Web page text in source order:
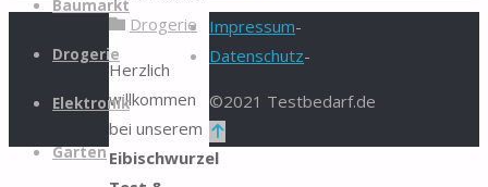
springen
Baumarkt
Drogerie
Elektronik
Garten
Drogerie
Herzlich
willkommen
bei unserem
Eibischwurzel
Impressum-
Datenschutz-
©2021 Testbedarf.de
Zurück
nach